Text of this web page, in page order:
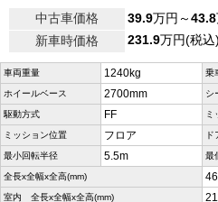
中古車価格
39.9万円～43.8
新車時価格
231.9万円(税込)
車両重量 1240kg 乗
ホイールベース 2700mm シ
駆動方式 FF ミ
ミッション位置 フロア ド
最小回転半径 5.5m 最
全長x全幅x全高(mm)
室内 全長x全幅x全高(mm)